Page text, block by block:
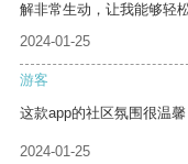
解非常生动，让我能够轻
2024-01-25
游客
这款app的社区氛围很温
2024-01-25